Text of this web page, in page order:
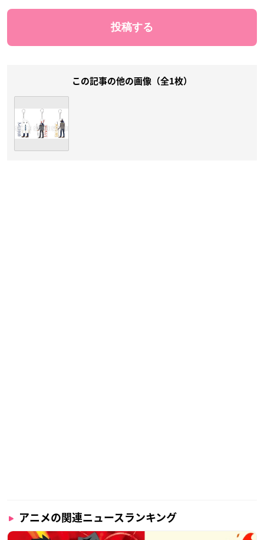
この記事の他の画像（全1枚）
アニメの関連ニュースランキング